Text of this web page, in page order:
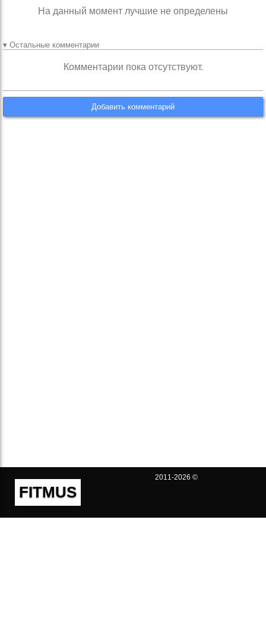
На данный момент лучшие не определены
▾ Остальные комментарии
Комментарии пока отсутствуют.
Добавить комментарий
FITMUS
2011-2026 ©